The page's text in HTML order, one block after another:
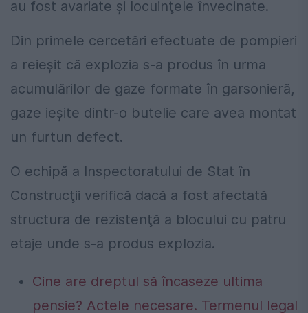
au fost avariate şi locuinţele învecinate.
Din primele cercetări efectuate de pompieri
a reieşit că explozia s-a produs în urma
acumulărilor de gaze formate în garsonieră,
gaze ieşite dintr-o butelie care avea montat
un furtun defect.
O echipă a Inspectoratului de Stat în
Construcţii verifică dacă a fost afectată
structura de rezistenţă a blocului cu patru
etaje unde s-a produs explozia.
Cine are dreptul să încaseze ultima
pensie? Actele necesare. Termenul legal